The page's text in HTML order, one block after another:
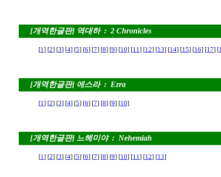
[개역한글판] 역대하 : 2 Chronicles
[1] [2] [3] [4] [5] [6] [7] [8] [9] [10] [11] [12] [13] [14] [15] [16] [17] [
[개역한글판] 에스라 : Ezra
[1] [2] [3] [4] [5] [6] [7] [8] [9] [10]
[개역한글판] 느헤미야 : Nehemiah
[1] [2] [3] [4] [5] [6] [7] [8] [9] [10] [11] [12] [13]